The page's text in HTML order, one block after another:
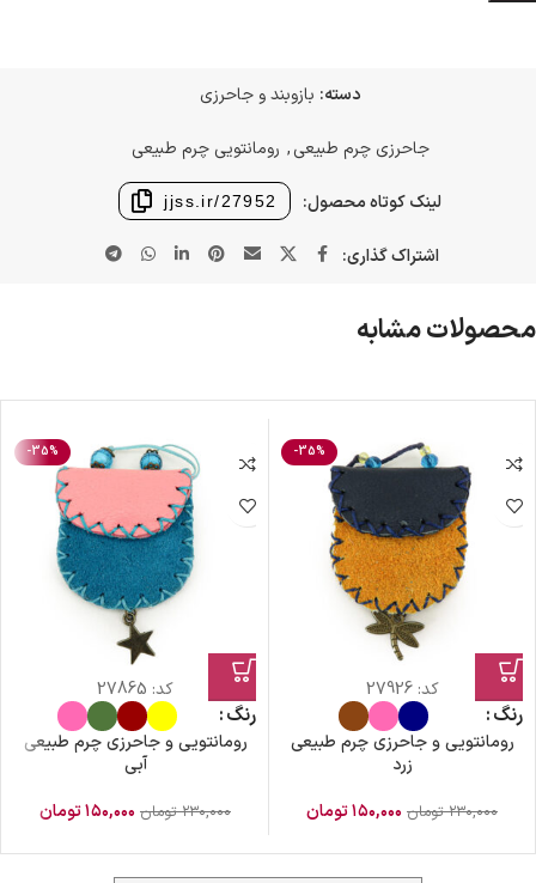
دسته: بازوبند و جاحرزی
جاحرزی چرم طبیعی, رومانتویی چرم طبیعی
لینک کوتاه محصول: jjss.ir/27952
اشتراک گذاری:
محصولات مشابه
-35%
کد:27926
رنگ
رومانتویی و جاحرزی چرم طبیعی
زرد
۲۳۰,۰۰۰ تومان ۱۵۰,۰۰۰تومان
-35%
کد: 27865
رنگ
رومانتویی و جاحرزی چرم طبیعی
آبی
۲۳۰,۰۰۰ تومان ۱۵۰,۰۰۰تومان